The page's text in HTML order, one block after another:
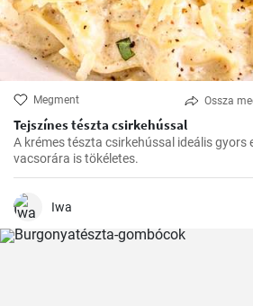
Megment Ossza
Tejszínes tészta csirkehússal
A krémes tészta csirkehússal ideális gyors
vacsorára is tökéletes.
Iwa